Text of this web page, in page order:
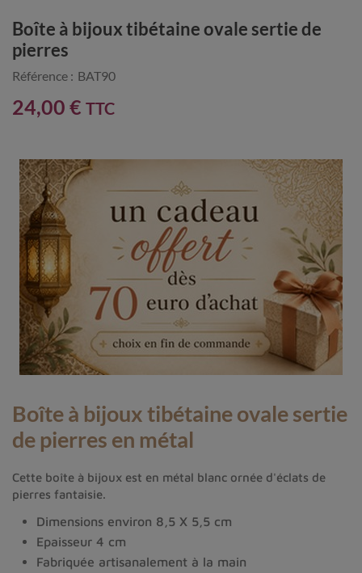
Boîte à bijoux tibétaine ovale sertie de
pierres
Référence : BAT90
24,00 € TTC
Boîte à bijoux tibétaine ovale sertie
de pierres en métal
Cette boîte à bijoux est en métal blanc ornée d'éclats de
pierres fantaisie.
Dimensions environ 8,5 X 5,5 cm
Epaisseur 4 cm
Fabriquée artisanalement à la main